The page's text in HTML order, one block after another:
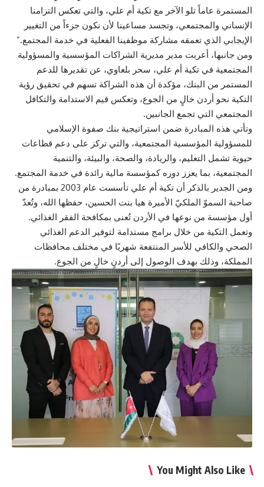
المستمرة عاماً تلو الآخر مع تكية أم علي، والتي تعكس التزامنا
الإنساني والمجتمعي، وتجسد مساعينا لأن نكون جزءاً من التغيير
الإيجابي الذي تعمقه مشاركة موظفينا الفعلية في خدمة المجتمع.”
ومن جانبها، أعربت مدير مديرية الشراكات المؤسسية والمسؤولية
المجتمعية في تكية أم علي، سحر بلعاوي، عن تقديرها للدعم
المستمر من البنك، مؤكدة أن هذه الشراكة تسهم في تحقيق رؤية
التكية نحو أردن خالٍ من الجوع، وتعكس قيم الاستدامة والتكافل
المجتمعي التي تجمع الجانبين.
وتأتي هذه المبادرة ضمن استراتيجية بنك صفوة الإسلامي
للمسؤولية المؤسسية المجتمعية، والتي تركز على دعم قطاعات
حيوية تشمل التعليم، والريادة، والصحة، والبيئة، والتنمية
المجتمعية، بما يعزز دوره كمؤسسة مالية رائدة في خدمة المجتمع.
ومن الجدير بالذكر أن تكية أم علي تأسست عام 2003 بمبادرة من
صاحبة السموّ الملكيّ الأميرة هيا بنت الحسين، حفظها الله، وتُعدّ
أول مؤسسة من نوعها في الأردن تُعنى بمكافحة الفقر الغذائي.
وتعمل التكية من خلال برامج مستدامة لتوفير الدعم الغذائي
الصحي والكافي للأسر المنتفعة شهريًا في مختلف محافظات
المملكة، وذلك بهدف الوصول إلى أردنٍ خالٍ من الجوع.
You Might Also Like